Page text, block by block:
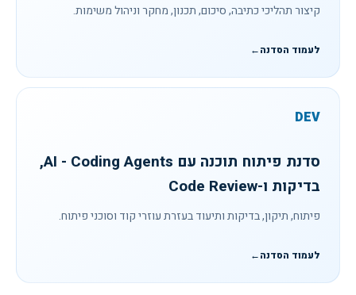
קיצור תהליכי כתיבה, סיכום, תכנון, מחקר וניהול משימות.
לעמוד הסדנה←
DEV
סדנת פיתוח תוכנה עם AI - Coding Agents,
בדיקות ו-Code Review
פיתוח, תיקון, בדיקות ותיעוד בעזרת עוזרי קוד וסוכני פיתוח.
לעמוד הסדנה←